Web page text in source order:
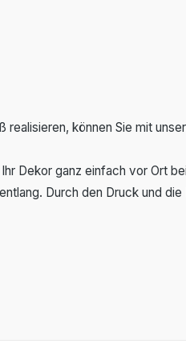
können Sie mit
Dekor ganz einfach vor Ort
Durch den Druck und